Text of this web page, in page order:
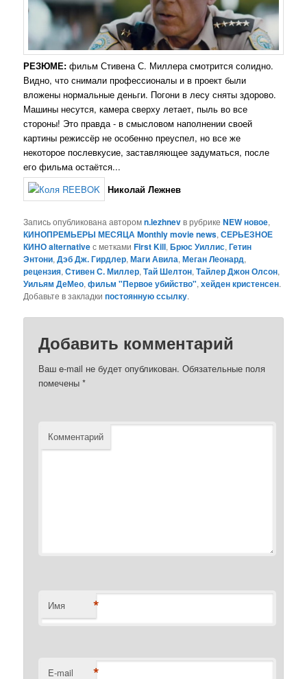
РЕЗЮМЕ:фильм Стивена С. Миллера смотрится солидно.
Видно, что снимали профессионалы и в проект были
вложены нормальные деньги. Погони в лесу сняты здорово.
Машины несутся, камера сверху летает, пыль во все
стороны! Это правда - в смысловом наполнении своей
картины режиссёр не особенно преуспел, но все же
некоторое послевкусие, заставляющее задуматься, после
его фильма остаётся...
Николай Лежнев
Запись опубликована авторомn.lezhnevв рубрикеNEW новое,
КИНОПРЕМЬЕРЫ МЕСЯЦА Monthly movie news,СЕРЬЕЗНОЕ
КИНО alternativeс меткамиFirst Kill,Брюс Уиллис,Гетин
Энтони,Дэб Дж. Гирдлер,Маги Авила,Меган Леонард,
рецензия,Стивен С. Миллер,Тай Шелтон,Тайлер Джон Олсон,
Уильям ДеМео,фильм "Первое убийство",хейден кристенсен.
Добавьте в закладкипостоянную ссылку.
Добавить комментарий
Ваш e-mail не будет опубликован. Обязательные поля
помечены*
Комментарий
Имя *
E-mail *